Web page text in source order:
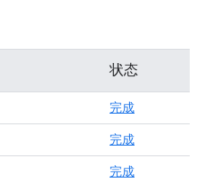
状态
完成
完成
完成